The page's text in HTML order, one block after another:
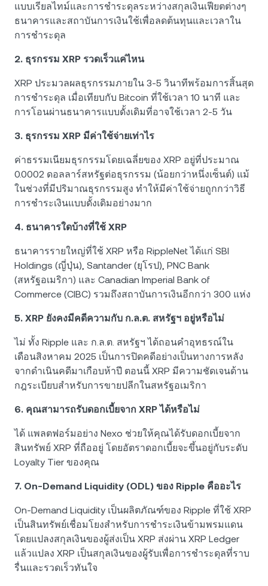
แบบเรียลไทม์และการชำระดุลระหว่างสกุลเงินเฟียตต่างๆ
ธนาคารและสถาบันการเงินใช้เพื่อลดต้นทุนและเวลาใน
การชำระดุล
2. ธุรกรรม XRP รวดเร็วแค่ไหน
XRP ประมวลผลธุรกรรมภายใน 3-5 วินาทีพร้อมการสิ้นสุด
การชำระดุล เมื่อเทียบกับ Bitcoin ที่ใช้เวลา 10 นาที และ
การโอนผ่านธนาคารแบบดั้งเดิมที่อาจใช้เวลา 2-5 วัน
3. ธุรกรรม XRP มีค่าใช้จ่ายเท่าไร
ค่าธรรมเนียมธุรกรรมโดยเฉลี่ยของ XRP อยู่ที่ประมาณ
0.0002 ดอลลาร์สหรัฐต่อธุรกรรม (น้อยกว่าหนึ่งเซ็นต์) แม้
ในช่วงที่มีปริมาณธุรกรรมสูง ทำให้มีค่าใช้จ่ายถูกกว่าวิธี
การชำระเงินแบบดั้งเดิมอย่างมาก
4. ธนาคารใดบ้างที่ใช้ XRP
ธนาคารรายใหญ่ที่ใช้ XRP หรือ RippleNet ได้แก่ SBI
Holdings (ญี่ปุ่น), Santander (ยุโรป), PNC Bank
(สหรัฐอเมริกา) และ Canadian Imperial Bank of
Commerce (CIBC) รวมถึงสถาบันการเงินอีกกว่า 300 แห่ง
5. XRP ยังคงมีคดีความกับ ก.ล.ต. สหรัฐฯ อยู่หรือไม่
ไม่ ทั้ง Ripple และ ก.ล.ต. สหรัฐฯ ได้ถอนคำอุทธรณ์ใน
เดือนสิงหาคม 2025 เป็นการปิดคดีอย่างเป็นทางการหลัง
จากดำเนินคดีมาเกือบห้าปี ตอนนี้ XRP มีความชัดเจนด้าน
กฎระเบียบสำหรับการขายปลีกในสหรัฐอเมริกา
6. คุณสามารถรับดอกเบี้ยจาก XRP ได้หรือไม่
ได้ แพลตฟอร์มอย่าง Nexo ช่วยให้คุณได้รับดอกเบี้ยจาก
สินทรัพย์ XRP ที่ถืออยู่ โดยอัตราดอกเบี้ยจะขึ้นอยู่กับระดับ
Loyalty Tier ของคุณ
7. On-Demand Liquidity (ODL) ของ Ripple คืออะไร
On-Demand Liquidity เป็นผลิตภัณฑ์ของ Ripple ที่ใช้ XRP
เป็นสินทรัพย์เชื่อมโยงสำหรับการชำระเงินข้ามพรมแดน
โดยแปลงสกุลเงินของผู้ส่งเป็น XRP ส่งผ่าน XRP Ledger
แล้วแปลง XRP เป็นสกุลเงินของผู้รับเพื่อการชำระดุลที่ราบ
รื่นและรวดเร็วทันใจ